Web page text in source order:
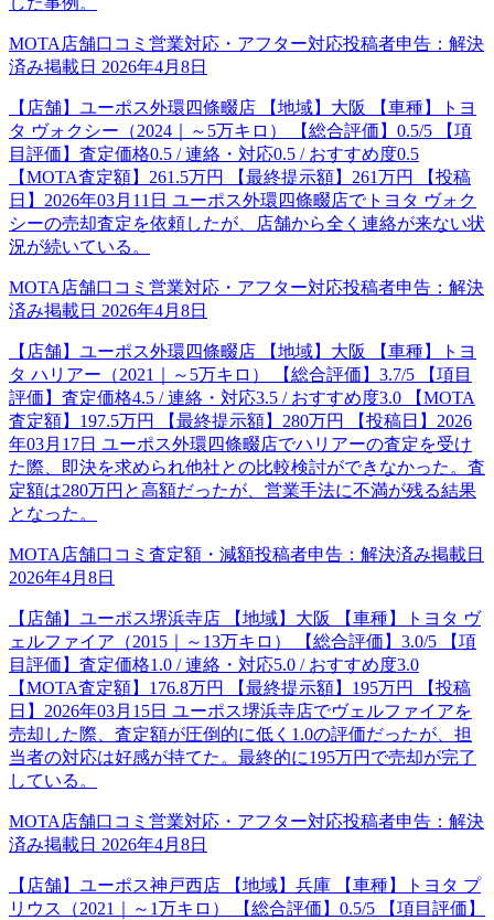
MOTA店舗口コミ 営業対応・アフター対応投稿者申告： 解決
済み掲載日 2026年4月8日
【店舗】ユーポス外環四條畷店 【地域】大阪 【車種】トヨ
タ ヴォクシー（2024｜～5万キロ） 【総合評価】0.5/5 【項
目評価】査定価格0.5 / 連絡・対応0.5 / おすすめ度0.5
【MOTA査定額】261.5万円 【最終提示額】261万円 【投稿
日】2026年03月11日 ユーポス外環四條畷店でトヨタ ヴォク
シーの売却査定を依頼したが、店舗から全く連絡が来ない状
況が続いている。
MOTA店舗口コミ 営業対応・アフター対応投稿者申告： 解決
済み掲載日 2026年4月8日
【店舗】ユーポス外環四條畷店 【地域】大阪 【車種】トヨ
タ ハリアー（2021｜～5万キロ） 【総合評価】3.7/5 【項目
評価】査定価格4.5 / 連絡・対応3.5 / おすすめ度3.0 【MOTA
査定額】197.5万円 【最終提示額】280万円 【投稿日】2026
年03月17日 ユーポス外環四條畷店でハリアーの査定を受け
た際、即決を求められ他社との比較検討ができなかった。査
定額は280万円と高額だったが、営業手法に不満が残る結果
となった。
MOTA店舗口コミ 査定額・減額投稿者申告： 解決済み掲載日
2026年4月8日
【店舗】ユーポス堺浜寺店 【地域】大阪 【車種】トヨタ ヴ
ェルファイア（2015｜～13万キロ） 【総合評価】3.0/5 【項
目評価】査定価格1.0 / 連絡・対応5.0 / おすすめ度3.0
【MOTA査定額】176.8万円 【最終提示額】195万円 【投稿
日】2026年03月15日 ユーポス堺浜寺店でヴェルファイアを
売却した際、査定額が圧倒的に低く1.0の評価だったが、担
当者の対応は好感が持てた。最終的に195万円で売却が完了
している。
MOTA店舗口コミ 営業対応・アフター対応投稿者申告： 解決
済み掲載日 2026年4月8日
【店舗】ユーポス神戸西店 【地域】兵庫 【車種】トヨタ プ
リウス（2021｜～1万キロ） 【総合評価】0.5/5 【項目評価】